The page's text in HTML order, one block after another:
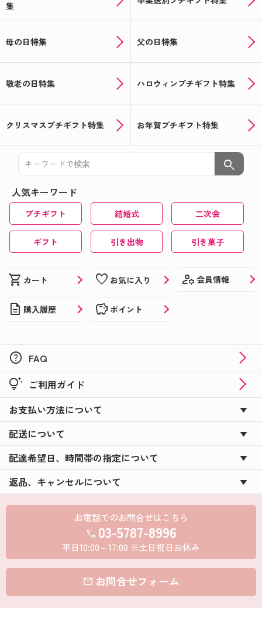
集
母の日特集 父の日特集
敬老の日特集 ハロウィンプチギフト特集
クリスマスプチギフト特集 お年賀プチギフト特集
search
人気キーワード
プチギフト 結婚式 二次会
ギフト 引き出物 引き菓子
shopping_cart カート favorite お気に入り manage_accounts 会員情報
description 購入履歴 savings ポイント
help FAQ
tips_and_updates ご利用ガイド
お支払い方法について
配送について
配達希望日、時間帯の指定について
返品、キャンセルについて
お電話でのお問合せはこちら
call 03-5787-8996
平日10:00～17:00 ※土日祝日お休み
mail お問合せフォーム